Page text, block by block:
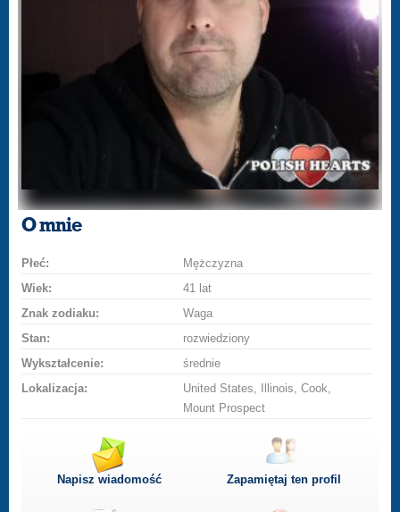
O mnie
Płeć:
Mężczyzna
Wiek:
41 lat
Znak zodiaku:
Waga
Stan:
rozwiedziony
Wykształcenie:
średnie
Lokalizacja:
United States, Illinois, Cook,
Mount Prospect
Napisz wiadomość Zapamiętaj ten profil